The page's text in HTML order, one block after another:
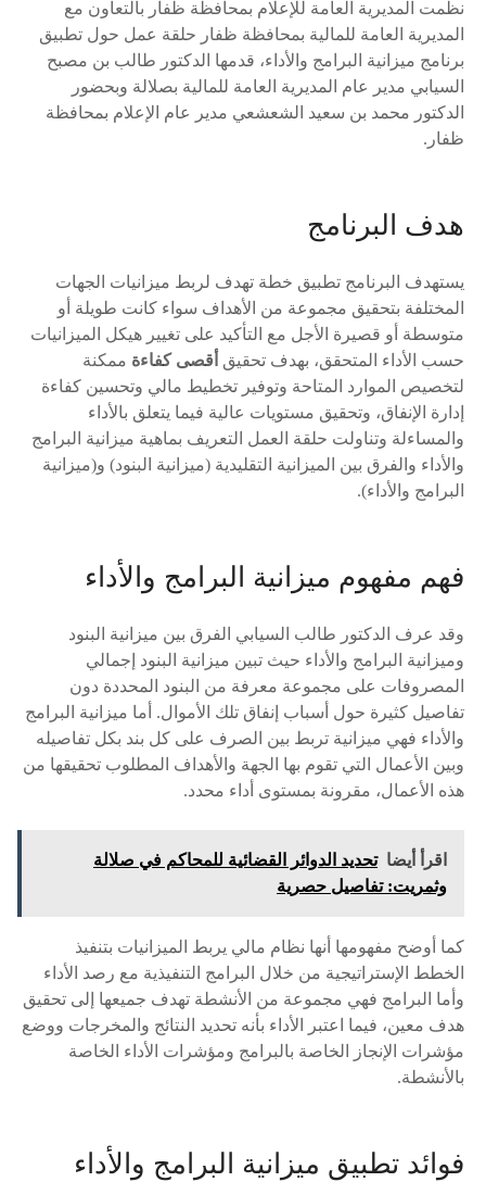
نظمت المديرية العامة للإعلام بمحافظة ظفار بالتعاون مع
المديرية العامة للمالية بمحافظة ظفار حلقة عمل حول تطبيق
برنامج ميزانية البرامج والأداء، قدمها الدكتور طالب بن مصبح
السيابي مدير عام المديرية العامة للمالية بصلالة وبحضور
الدكتور محمد بن سعيد الشعشعي مدير عام الإعلام بمحافظة
ظفار.
هدف البرنامج
يستهدف البرنامج تطبيق خطة تهدف لربط ميزانيات الجهات
المختلفة بتحقيق مجموعة من الأهداف سواء كانت طويلة أو
متوسطة أو قصيرة الأجل مع التأكيد على تغيير هيكل الميزانيات
حسب الأداء المتحقق، بهدف تحقيق أقصى كفاءة ممكنة
لتخصيص الموارد المتاحة وتوفير تخطيط مالي وتحسين كفاءة
إدارة الإنفاق، وتحقيق مستويات عالية فيما يتعلق بالأداء
والمساءلة وتناولت حلقة العمل التعريف بماهية ميزانية البرامج
والأداء والفرق بين الميزانية التقليدية (ميزانية البنود) و(ميزانية
البرامج والأداء).
فهم مفهوم ميزانية البرامج والأداء
وقد عرف الدكتور طالب السيابي الفرق بين ميزانية البنود
وميزانية البرامج والأداء حيث تبين ميزانية البنود إجمالي
المصروفات على مجموعة معرفة من البنود المحددة دون
تفاصيل كثيرة حول أسباب إنفاق تلك الأموال. أما ميزانية البرامج
والأداء فهي ميزانية تربط بين الصرف على كل بند بكل تفاصيله
وبين الأعمال التي تقوم بها الجهة والأهداف المطلوب تحقيقها من
هذه الأعمال، مقرونة بمستوى أداء محدد.
اقرأ أيضا تحديد الدوائر القضائية للمحاكم في صلالة
وثمريت: تفاصيل حصرية
كما أوضح مفهومها أنها نظام مالي يربط الميزانيات بتنفيذ
الخطط الإستراتيجية من خلال البرامج التنفيذية مع رصد الأداء
وأما البرامج فهي مجموعة من الأنشطة تهدف جميعها إلى تحقيق
هدف معين، فيما اعتبر الأداء بأنه تحديد النتائج والمخرجات ووضع
مؤشرات الإنجاز الخاصة بالبرامج ومؤشرات الأداء الخاصة
بالأنشطة.
فوائد تطبيق ميزانية البرامج والأداء